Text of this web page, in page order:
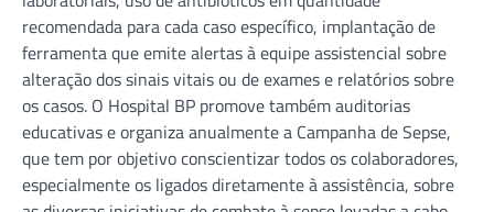
recomendada para cada caso específico, implantação de
ferramenta que emite alertas à equipe assistencial sobre
alteração dos sinais vitais ou de exames e relatórios sobre
os casos. O Hospital BP promove também auditorias
educativas e organiza anualmente a Campanha de Sepse,
que tem por objetivo conscientizar todos os colaboradores,
especialmente os ligados diretamente à assistência, sobre